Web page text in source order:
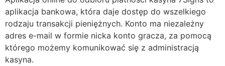
aplikacja bankowa, która daje dostęp do wszelkiego
rodzaju transakcji pieniężnych. Konto ma niezależny
adres e-mail w formie nicka konto gracza, za pomocą
którego możemy komunikować się z administracją
kasyna.